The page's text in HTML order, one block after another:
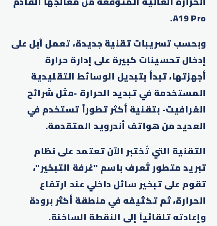
A19 Pro.
وبحسب تسريبات تقنية جديدة، تعمل آبل على
إدخال تحسينات كبيرة على إدارة حرارة
أجهزتها، تبدأ بتبديل الوسائط التقليدية
المستخدمة في تبديد الحرارة -مثل شرائح
الغرافيت- بتقنية أكثر تطوراً تستخدم في
العديد من هواتف أندرويد المتقدمة.
التقنية التي تُختبر الآن تعتمد على نظام
تبريد متطور تُعرف باسم "غرفة التبخير"،
تقوم على تبخير سائل داخلي عند ارتفاع
الحرارة، ثم تكثيفه في منطقة أكثر برودة
وإعادته تلقائياً إلى النقطة الساخنة.